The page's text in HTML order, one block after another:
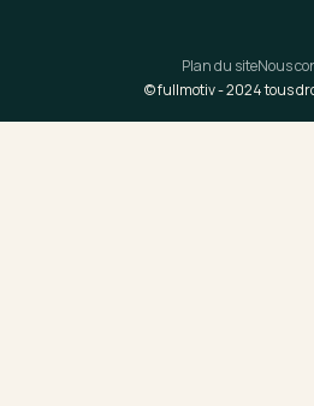
© fullmotiv -2024tous
Plan du siteNous